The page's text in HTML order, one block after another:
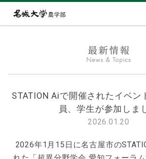
STATION Aiで開催されたイベン
員、学生が参加しま
2026.01.20
2026年1月15日に名古屋市の